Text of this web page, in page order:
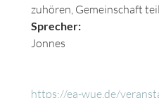
zuhören, Gemeinschaft
Sprecher:
Jonnes
https://ea-wue.de/